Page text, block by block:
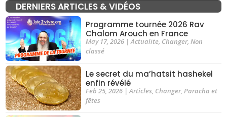
DERNIERS ARTICLES & VIDÉOS
Programme tournée 2026 Rav
Chalom Arouch en France
May 17, 2026|Actualite, Changer, Non
classé
Le secret du ma’hatsit hashekel
enfin révélé
Feb 25, 2026|Articles, Changer, Paracha et
fêtes